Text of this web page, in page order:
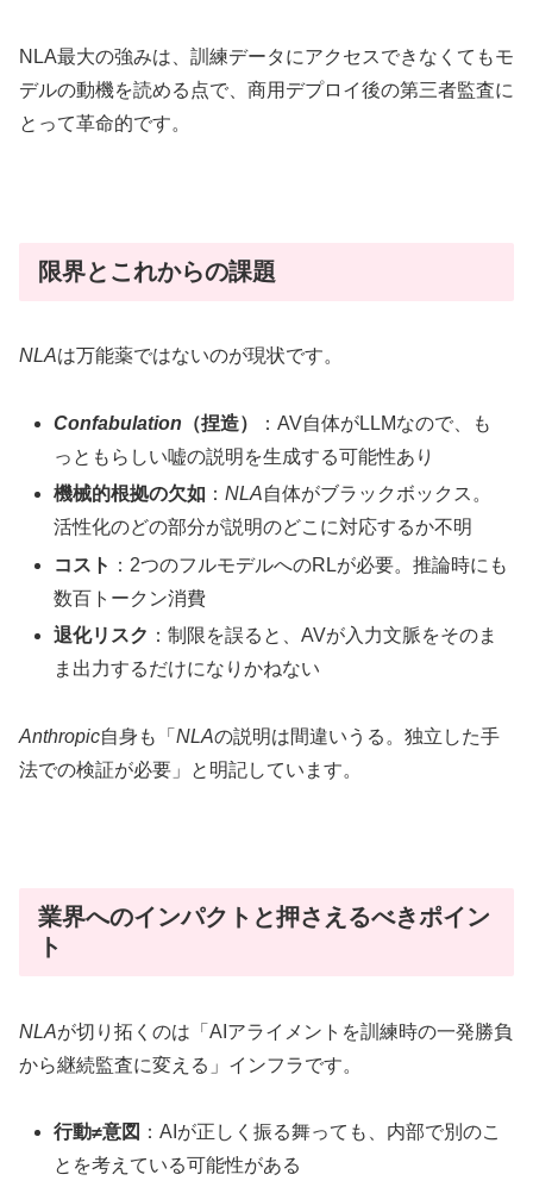
NLA最大の強みは、訓練データにアクセスできなくてもモ
デルの動機を読める点で、商用デプロイ後の第三者監査に
とって革命的です。
限界とこれからの課題
NLAは万能薬ではないのが現状です。
Confabulation （捏造）
：AV自体がLLMなので、も
っともらしい嘘の説明を生成する可能性あり
機械的根拠の欠如 ：NLA自体がブラックボックス。
活性化のどの部分が説明のどこに対応するか不明
コスト ：2つのフルモデルへのRLが必要。推論時にも
数百トークン消費
退化リスク ：制限を誤ると、AVが入力文脈をそのま
ま出力するだけになりかねない
Anthropic自身も「 NLAの説明は間違いうる。独立した手
法での検証が必要」と明記しています。
業界へのインパクトと押さえるべきポイン
ト
NLAが切り拓くのは「AIアライメントを訓練時の一発勝負
から継続監査に変える」インフラです。
行動≠意図 ：AIが正しく振る舞っても、内部で別のこ
とを考えている可能性がある